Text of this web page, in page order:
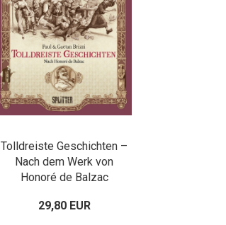
Tolldreiste Geschichten –
Nach dem Werk von
Honoré de Balzac
29,80 EUR